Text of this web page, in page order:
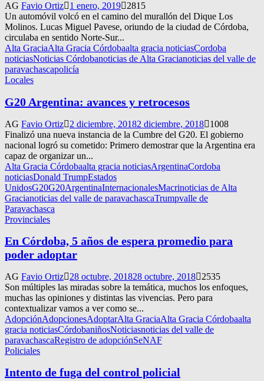
AG Favio Ortiz 1 enero, 2019
2815
Un automóvil volcó en el camino del murallón del Dique Los
Molinos. Lucas Miguel Pavese, oriundo de la ciudad de Córdoba,
circulaba en sentido Norte-Sur...
Alta GraciaAlta Gracia Córdobaalta gracia noticiasCordoba
noticiasNoticias Córdobanoticias de Alta Gracianoticias del valle de
paravachascapolicía
Locales
G20 Argentina: avances y retrocesos
AG Favio Ortiz 2 diciembre, 20182 diciembre, 2018
1008
Finalizó una nueva instancia de la Cumbre del G20. El gobierno
nacional logró su cometido: Primero demostrar que la Argentina era
capaz de organizar un...
Alta Gracia Córdobaalta gracia noticiasArgentinaCordoba
noticiasDonald TrumpEstados
UnidosG20G20ArgentinaInternacionalesMacrinoticias de Alta
Gracianoticias del valle de paravachascaTrumpvalle de
Paravachasca
Provinciales
En Córdoba, 5 años de espera promedio para
poder adoptar
AG Favio Ortiz 28 octubre, 201828 octubre, 2018
2535
Son múltiples las miradas sobre la temática, muchos los enfoques,
muchas las opiniones y distintas las vivencias. Pero para
contextualizar vamos a ver como se...
AdopciónAdopcionesAdoptarAlta GraciaAlta Gracia Córdobaalta
gracia noticiasCórdobaniñosNoticiasnoticias del valle de
paravachascaRegistro de adopciónSeNAF
Policiales
Intento de fuga del control policial